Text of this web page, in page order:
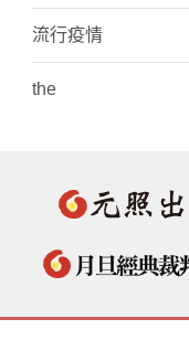
流行疫情
the